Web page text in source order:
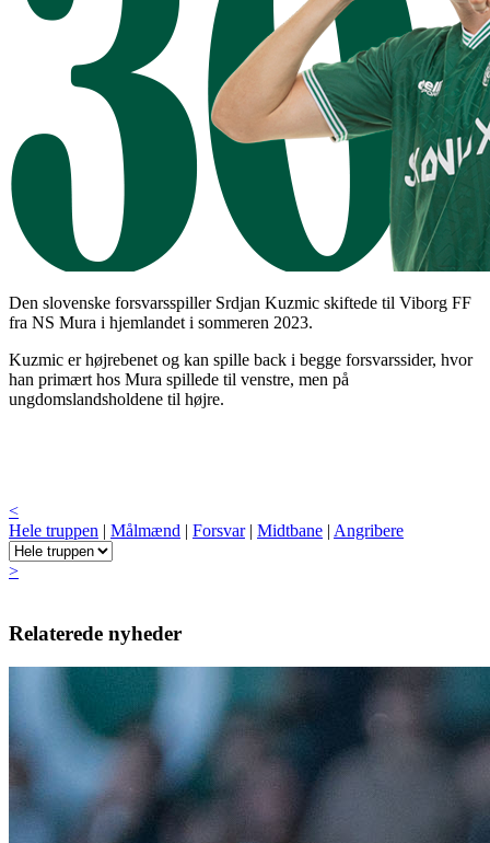
Den slovenske forsvarsspiller Srdjan Kuzmic skiftede til Viborg FF
fra NS Mura i hjemlandet i sommeren 2023.
Kuzmic er højrebenet og kan spille back i begge forsvarssider, hvor
han primært hos Mura spillede til venstre, men på
ungdomslandsholdene til højre.
<
Hele truppen | Målmænd | Forsvar| Midtbane | Angribere
>
Relaterede nyheder